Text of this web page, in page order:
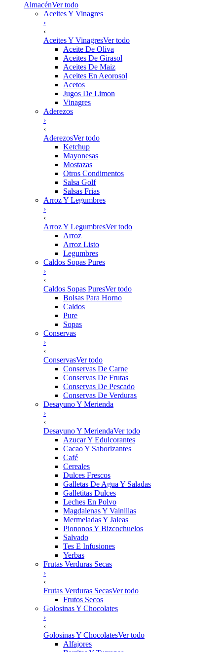
AlmacénVer todo
Aceites Y Vinagres
›
‹
Aceites Y VinagresVer todo
Aceite De Oliva
Aceites De Girasol
Aceites De Maiz
Aceites En Aeorosol
Acetos
Jugos De Limon
Vinagres
Aderezos
›
‹
AderezosVer todo
Ketchup
Mayonesas
Mostazas
Otros Condimentos
Salsa Golf
Salsas Frias
Arroz Y Legumbres
›
‹
Arroz Y LegumbresVer todo
Arroz
Arroz Listo
Legumbres
Caldos Sopas Pures
›
‹
Caldos Sopas PuresVer todo
Bolsas Para Horno
Caldos
Pure
Sopas
Conservas
›
‹
ConservasVer todo
Conservas De Carne
Conservas De Frutas
Conservas De Pescado
Conservas De Verduras
Desayuno Y Merienda
›
‹
Desayuno Y MeriendaVer todo
Azucar Y Edulcorantes
Cacao Y Saborizantes
Café
Cereales
Dulces Frescos
Galletas De Agua Y Saladas
Galletitas Dulces
Leches En Polvo
Magdalenas Y Vainillas
Mermeladas Y Jaleas
Piononos Y Bizcochuelos
Salvado
Tes E Infusiones
Yerbas
Frutas Verduras Secas
›
‹
Frutas Verduras SecasVer todo
Frutos Secos
Golosinas Y Chocolates
›
‹
Golosinas Y ChocolatesVer todo
Alfajores